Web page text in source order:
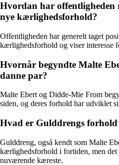
Hvordan har offentligheden
nye kærlighedsforhold?
Offentligheden har generelt taget
kærlighedsforhold og viser interesse
Hvornår begyndte Malte
danne par?
Malte Ebert og Didde-Mie From
siden, og deres forhold har udviklet
Hvad er Gulddrengs
Gulddreng, også kendt som Malte
kærlighedsforhold i fortiden, men
nuværende kæreste.